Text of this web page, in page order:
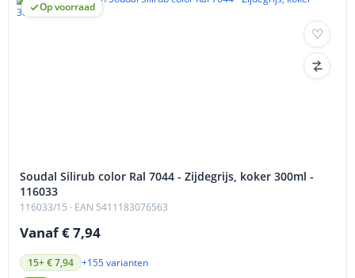
Op voorraad
Soudal Silirub color Ral 7044 - Zijdegrijs, koker 300ml -
116033
116033/15 · EAN 5411183076563
Vanaf € 7,94
15+ € 7,94 +155 varianten